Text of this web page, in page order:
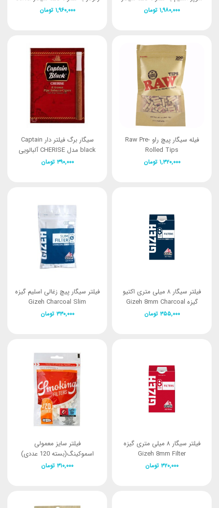
Cartel Super Slim Filter tips
تومان ۱,۹۸۰,۰۰۰
Regular Filter tips with Paper
تومان۱,۹۶۰,۰۰۰
فیله سیگار پیچ راو Raw Pre-
Rolled Tips
تومان۱,۳۲۰,۰۰۰
سیگار برگ فیلتر دار Captain
black مدل CHERISE آلبالویی
تومان۳۹۰,۰۰۰
فیلتر سیگار ۸ میلی متری اکتیو
گیزه Gizeh 8mm Charcoal
Filterتومان۳۵۵,۰۰۰
فیلتر سیگار پیچ زغالی اسلیم گیزه
Gizeh Charcoal Slim
تومان۳۳۰,۰۰۰
فیلتر سیگار ۸ میلی متری گیزه
Gizeh 8mm Filter
تومان ۳۲۰,۰۰۰
فیلتر سایز معمولی
اسموکینگ(بسته 120 عددی)
Smoking Regular Filters
تومان ۳۱۰,۰۰۰